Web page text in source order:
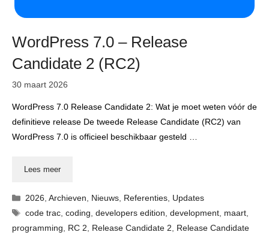
WordPress 7.0 – Release
Candidate 2 (RC2)
30 maart 2026
WordPress 7.0 Release Candidate 2: Wat je moet weten vóór de
definitieve release De tweede Release Candidate (RC2) van
WordPress 7.0 is officieel beschikbaar gesteld …
Lees meer
Categorieën
2026 ,Archieven Nieuws Referenties Updates
Tags
code trac ,coding ,developers edition ,development maart
programming
RC 2 Release Candidate 2
Release Candidate